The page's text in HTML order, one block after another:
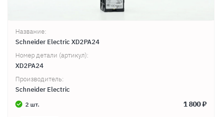
Название:
Schneider Electric XD2PA24
Номер детали (артикул):
XD2PA24
Производитель:
Schneider Electric
2 шт. 1 800 ₽